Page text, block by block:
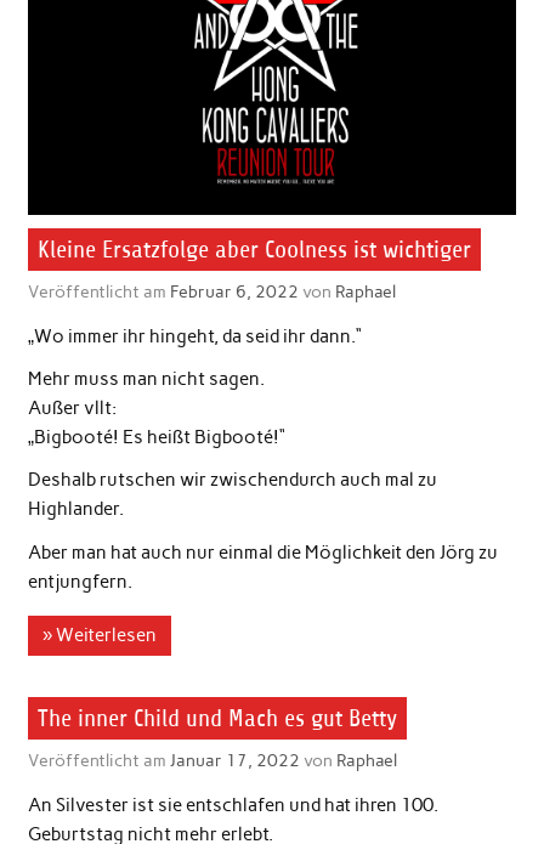
Kleine Ersatzfolge aber Coolness ist wichtiger
Veröffentlicht am Februar 6, 2022 von Raphael
„Wo immer ihr hingeht, da seid ihr dann.“
Mehr muss man nicht sagen.
Außer vllt:
„Bigbooté! Es heißt Bigbooté!“
Deshalb rutschen wir zwischendurch auch mal zu
Highlander.
Aber man hat auch nur einmal die Möglichkeit den Jörg zu
entjungfern.
» Weiterlesen
The inner Child und Mach es gut Betty
Veröffentlicht am Januar 17, 2022 von Raphael
An Silvester ist sie entschlafen und hat ihren 100.
Geburtstag nicht mehr erlebt.